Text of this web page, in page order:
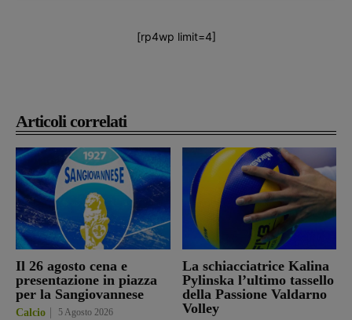
Articoli correlati
Il 26 agosto cena e
presentazione in piazza
per la Sangiovannese
Calcio 5 Agosto 2026
La schiacciatrice Kalina
Pylinska l’ultimo tassello
della Passione Valdarno
Volley
[rp4wp limit=4]